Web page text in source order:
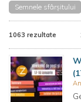
Semnele sfârșitului
1063 rezultate